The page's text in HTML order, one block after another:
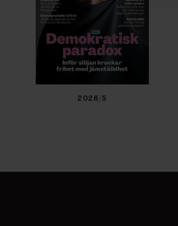
med
2026/5